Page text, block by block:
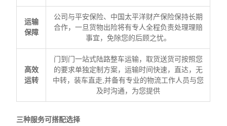
运输
保障
公司与平安保险、中国太平洋财产保险保持长期
合作，一旦货物出险将有专人全程负责处理理赔
事宜，免除您的后顾之忧。
高效
运转
门到门一站式陆路整车运输，取货送货可按照您
的要求单独定制方案，运输时间快速，直达，无
中转，装车直走,并备有专业的物流工作人员与您
及时沟通，为您提供
三种服务可搭配选择